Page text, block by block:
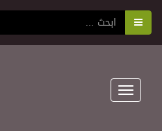
Toggle
navigation